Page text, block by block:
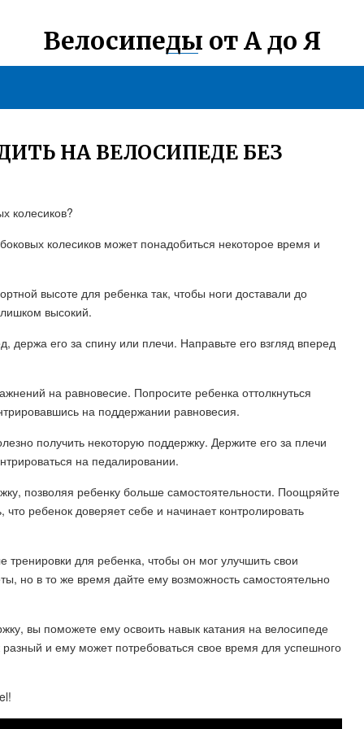
Велосипеды от А до Я
НА ВЕЛОСИПЕДЕ БЕЗ
колесиков?
колесиков может понадобиться некоторое время и
высоте для ребенка так, чтобы ноги доставали до
высокий.
держа его за спину или плечи. Направьте его взгляд вперед
на равновесие. Попросите ребенка оттолкнуться
на поддержании равновесия.
получить некоторую поддержку. Держите его за плечи
на педалировании.
позволяя ребенку больше самостоятельности. Поощряйте
ребенок доверяет себе и начинает контролировать
тренировки для ребенка, чтобы он мог улучшить свои
но в то же время дайте ему возможность самостоятельно
вы поможете ему освоить навык катания на велосипеде
и ему может потребоваться свое время для успешного